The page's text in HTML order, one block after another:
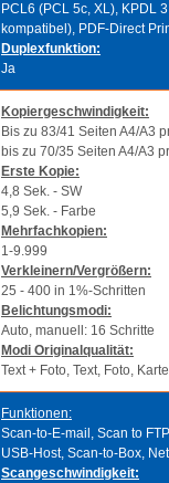
PCL6 (PCL 5c, XL), KPDL
kompatibel), PDF-Direct
Duplexfunktion:
Ja
Kopiergeschwindigkeit:
Bis zu 83/41 Seiten A4/A3
bis zu 70/35 Seiten A4/A3
Erste Kopie:
4,8 Sek. - SW
5,9 Sek. - Farbe
Mehrfachkopien:
1-9.999
Verkleinern/Vergrößern:
25 - 400 in 1%-Schritten
Belichtungsmodi:
Auto, manuell: 16 Schritte
Modi Originalqualität:
Text + Foto, Text, Foto, Karte
Funktionen:
Scan-to-E-mail, Scan to
USB-Host, Scan-to-Box,
Scangeschwindigkeit: